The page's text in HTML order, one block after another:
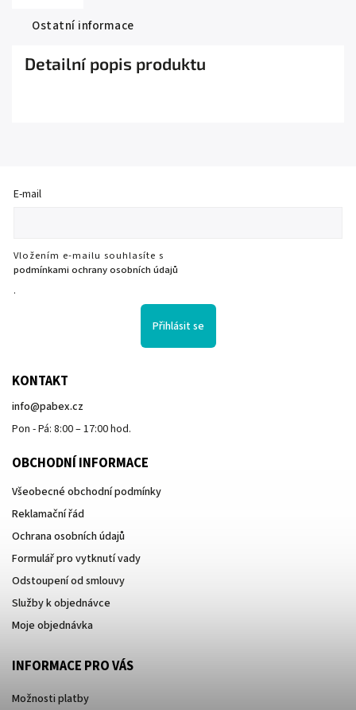
Ostatní informace
Detailní popis produktu
E-mail
Vložením e-mailu souhlasíte s
podmínkami ochrany osobních údajů
.
Přihlásit se
KONTAKT
info@pabex.cz
Pon - Pá: 8:00 – 17:00 hod.
OBCHODNÍ INFORMACE
Všeobecné obchodní podmínky
Reklamační řád
Ochrana osobních údajů
Formulář pro vytknutí vady
Odstoupení od smlouvy
Služby k objednávce
Moje objednávka
INFORMACE PRO VÁS
Možnosti platby